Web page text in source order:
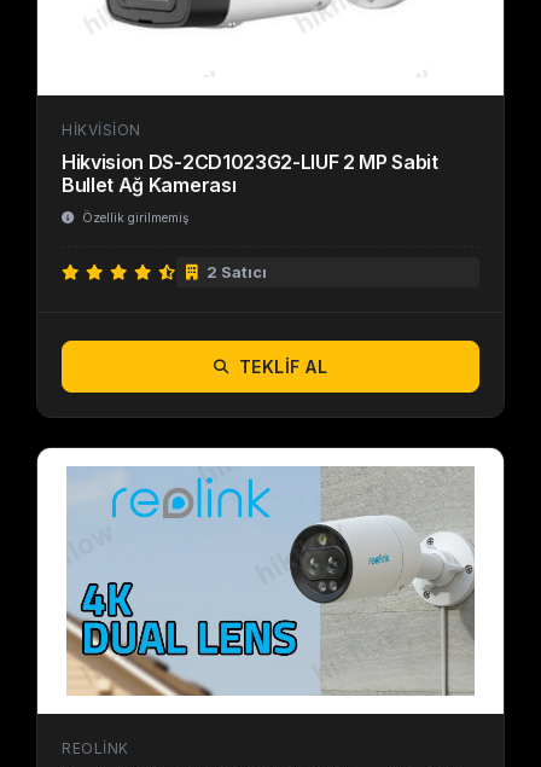
HIKVISION
Hikvision DS-2CD1023G2-LIUF 2 MP Sabit
Bullet Ağ Kamerası
Özellik girilmemiş
2 Satıcı
TEKLIF AL
REOLINK